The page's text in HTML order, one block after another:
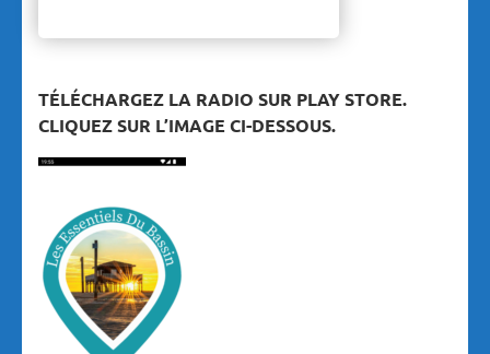
TÉLÉCHARGEZ LA RADIO SUR PLAY STORE.
CLIQUEZ SUR L’IMAGE CI-DESSOUS.